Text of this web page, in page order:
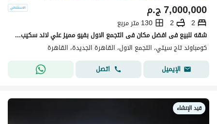
ج.م7,000,000
2
2
130 متر مربع
شقه للبيع فى افضل مكان فى التجمع الاول بفيو مميز علي لاند سكيب بتقسيط علي 12 سنه
كومباوند تاج سيتي، التجمع الاول، القاهرة الجديدة، القاهرة
الإيميل
اتصل
قيد الإنشاء